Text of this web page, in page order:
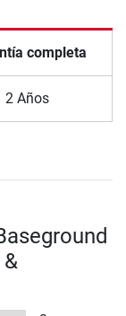
completa
2 Años